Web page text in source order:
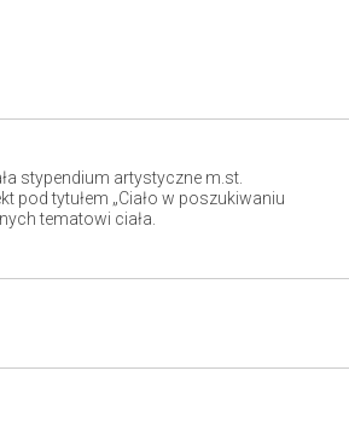
stypendium artystyczne m.st.
pod tytułem „Ciało w poszukiwaniu
tematowi ciała.